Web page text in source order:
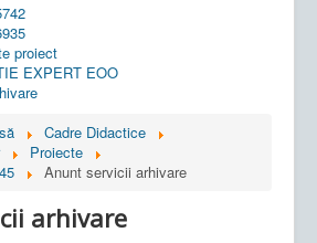
proiect
EXPERT EOO
Cadre Didactice
Proiecte
Anunt servicii arhivare
arhivare